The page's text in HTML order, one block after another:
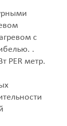
с
.
PER метр.